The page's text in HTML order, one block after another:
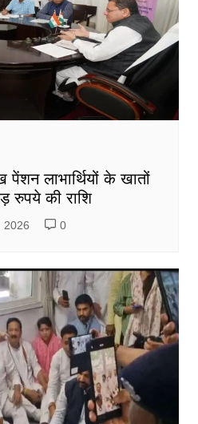
लाभार्थियों के खातों
रुपये की राशि
2026 0